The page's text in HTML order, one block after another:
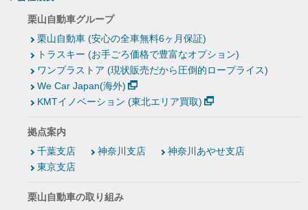
栗山自動車グループ
栗山自動車 (安心の全車無料6ヶ月保証)
トラスキー (お手ごろ価格で豊富なオプション)
ワンプラストア (現状販売だから圧倒的ロープライス)
We Car Japan(海外)
KMTイノベーション (東北エリア買取)
拠点案内
千葉支店
神奈川支店
神奈川あやせ支店
東京支店
栗山自動車の取り組み